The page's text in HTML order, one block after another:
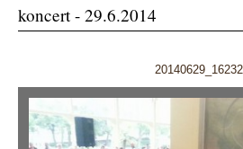
koncert - 29.6.2014